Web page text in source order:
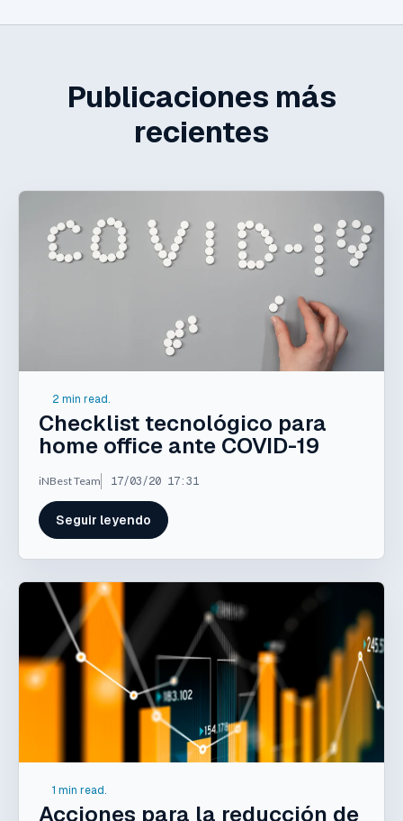
Publicaciones más
recientes
2 min read.
Checklist tecnológico para
home office ante COVID-19
iNBest Team 17/03/20 17:31
Seguir leyendo
1 min read.
Acciones para la reducción de